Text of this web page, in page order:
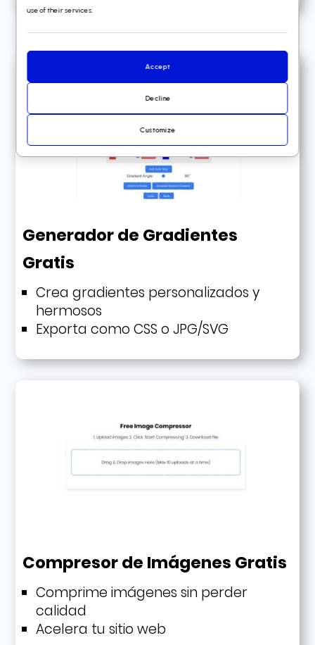
Generador de Gradientes
Gratis
Crea gradientes personalizados y
hermosos
Exporta como CSS o JPG/SVG
Compresor de Imágenes Gratis
Comprime imágenes sin perder
calidad
Acelera tu sitio web
use of their services.
Accept
Decline
Customize